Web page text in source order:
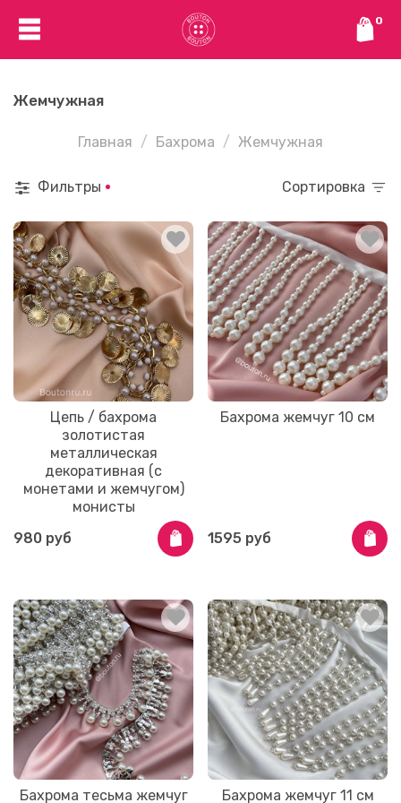
0
Жемчужная
Главная Бахрома Жемчужная
Фильтры Сортировка
Цепь / бахрома
золотистая
металлическая
декоративная (с
монетами и жемчугом)
монисты
980 руб
Бахрома жемчуг 10 см
1595 руб
Бахрома тесьма жемчуг
Бахрома жемчуг 11 см